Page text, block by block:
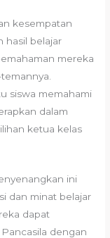
kesempatan
hasil belajar
mereka
siswa memahami
dalam
ketua kelas
ini
dan minat belajar
dapat
dengan